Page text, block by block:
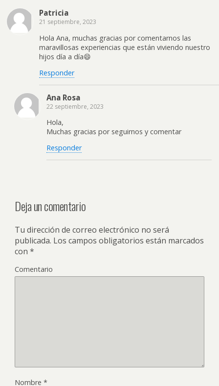
Patricia
21 septiembre, 2023
Hola Ana, muchas gracias por comentarnos las
maravillosas experiencias que están viviendo nuestro
hijos día a día😄
Responder
Ana Rosa
22 septiembre, 2023
Hola,
Muchas gracias por seguirnos y comentar
Responder
Deja un comentario
Tu dirección de correo electrónico no será
publicada. Los campos obligatorios están marcados
con *
Comentario
Nombre *